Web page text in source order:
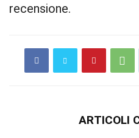
recensione.
ARTICOLI